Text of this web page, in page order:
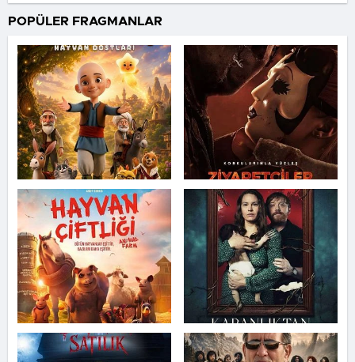
POPÜLER FRAGMANLAR